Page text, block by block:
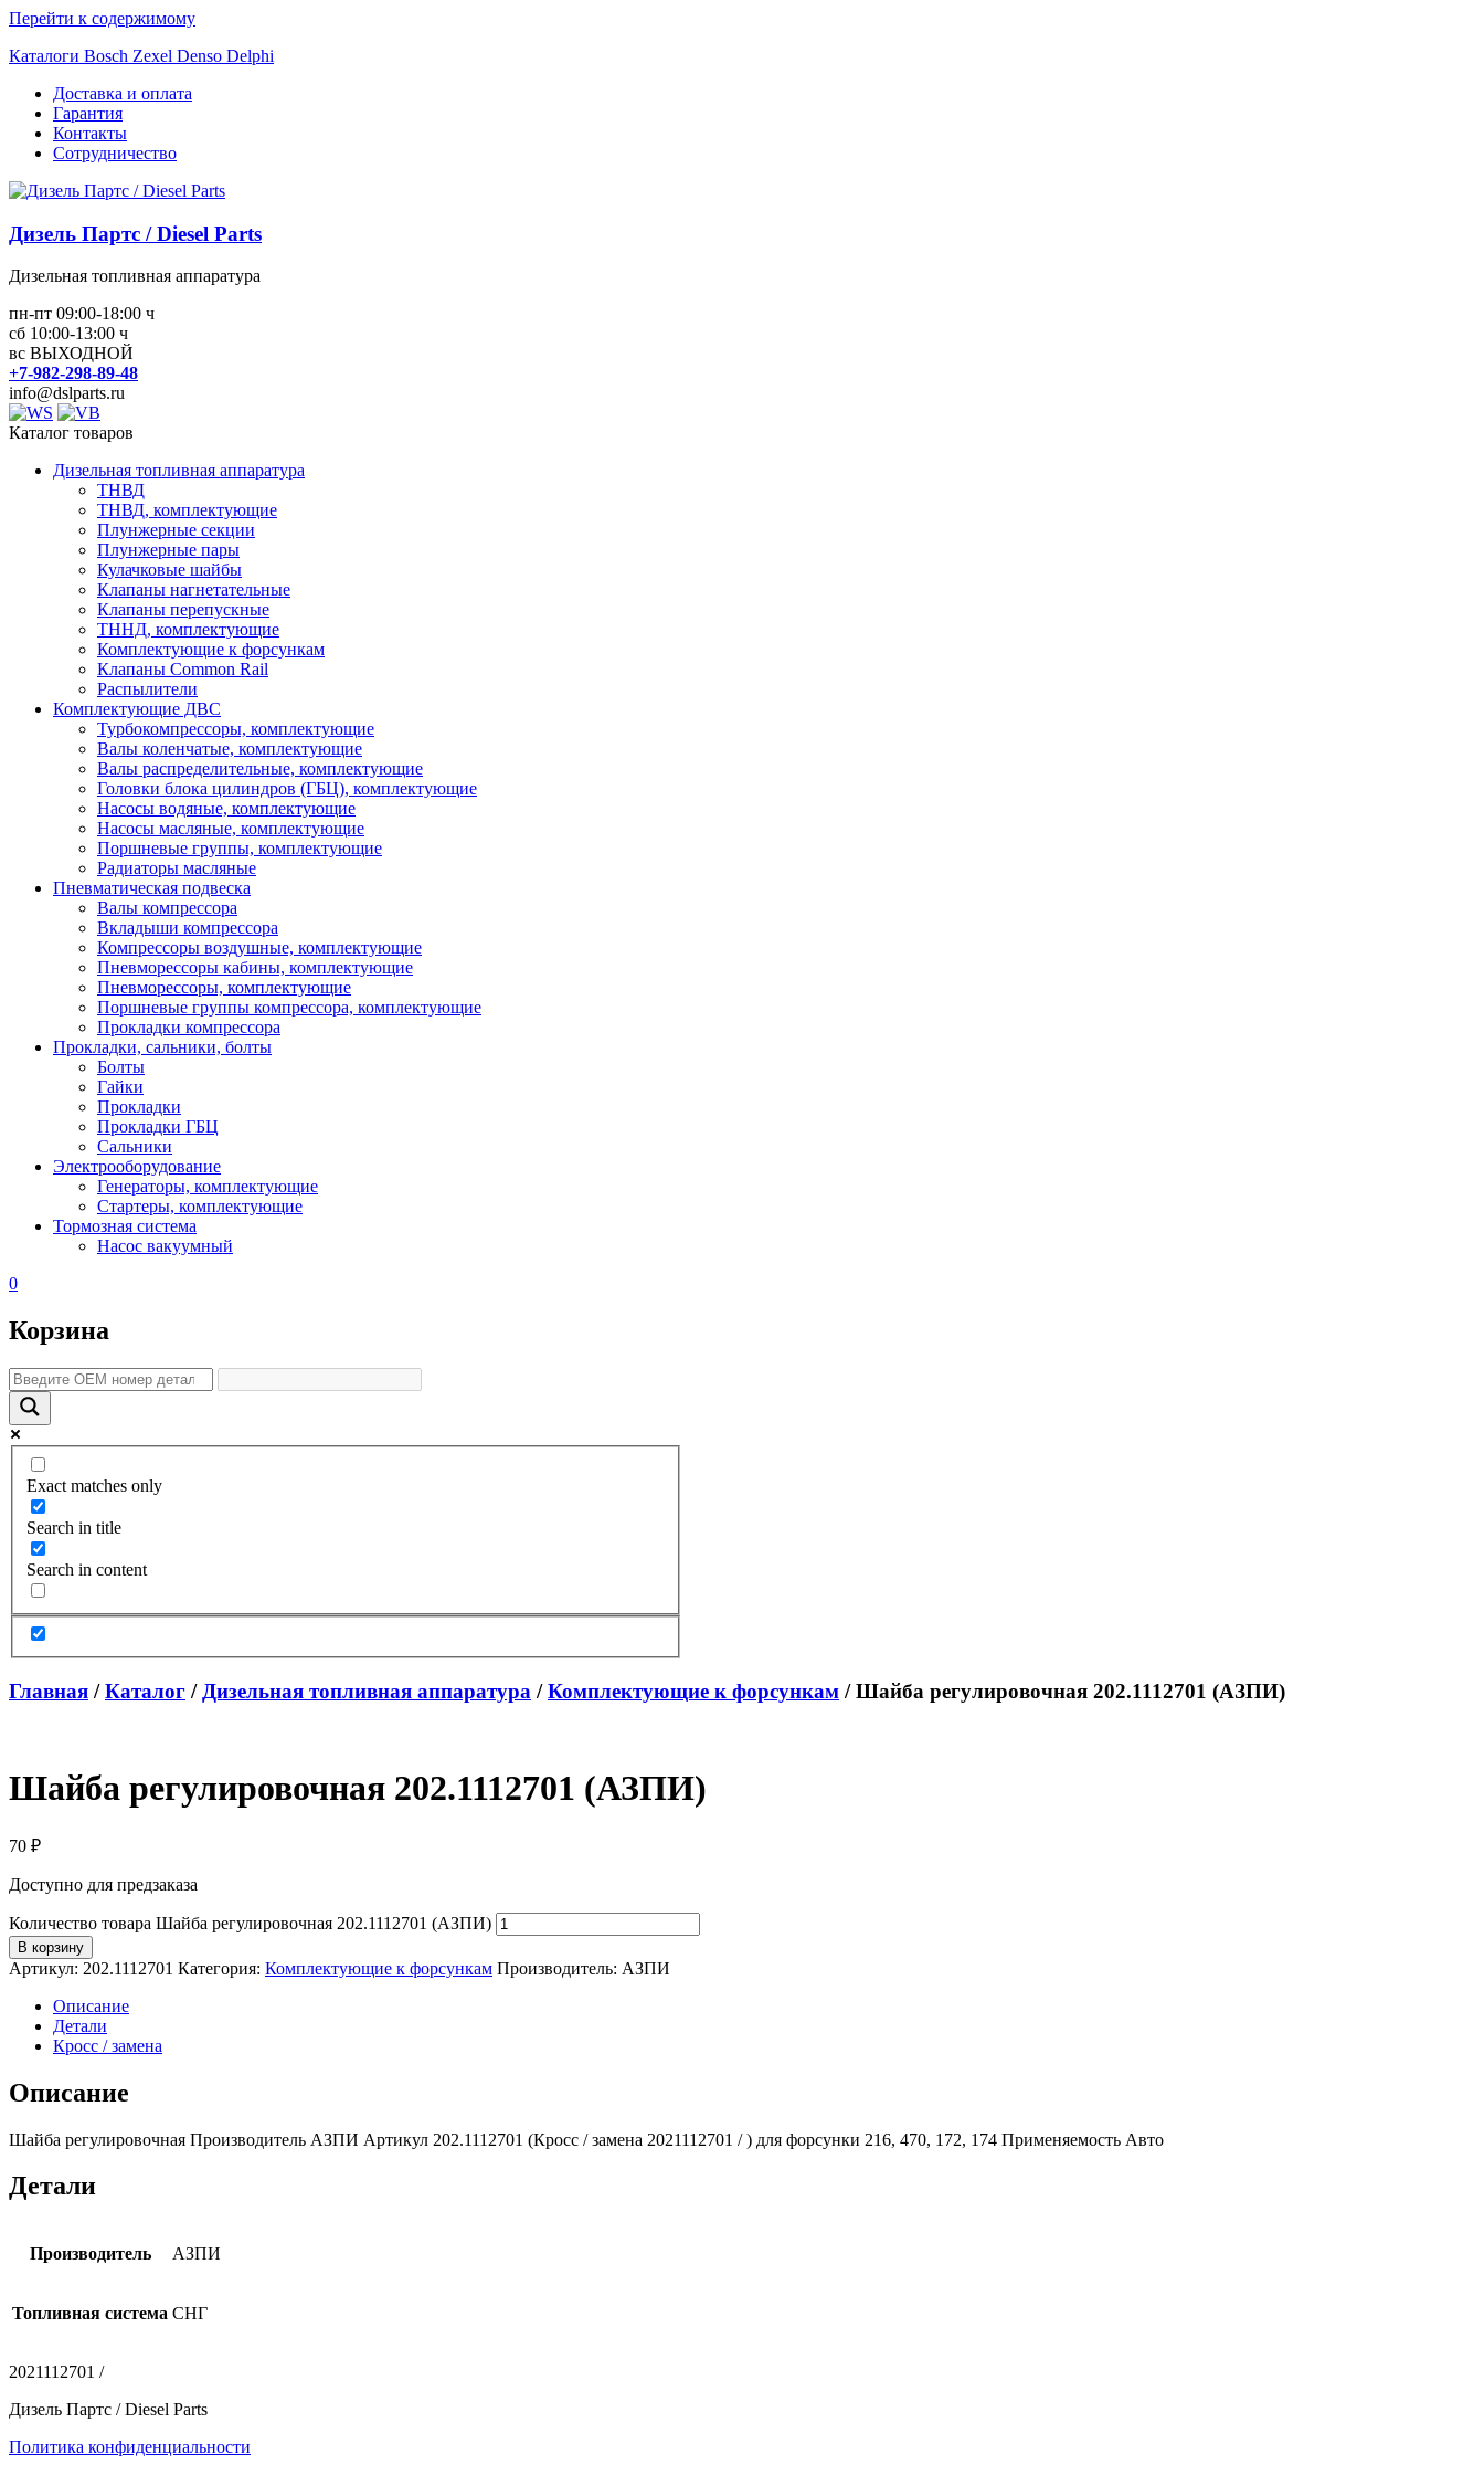
Перейти к содержимому
Каталоги Bosch Zexel Denso Delphi
Доставка и оплата
Гарантия
Контакты
Сотрудничество
Дизель Партс / Diesel Parts
Дизельная топливная аппаратура
пн-пт 09:00-18:00 ч
сб 10:00-13:00 ч
вс ВЫХОДНОЙ
+7-982-298-89-48
info@dslparts.ru
Каталог товаров
Дизельная топливная аппаратура
ТНВД
ТНВД, комплектующие
Плунжерные секции
Плунжерные пары
Кулачковые шайбы
Клапаны нагнетательные
Клапаны перепускные
ТННД, комплектующие
Комплектующие к форсункам
Клапаны Common Rail
Распылители
Комплектующие ДВС
Турбокомпрессоры, комплектующие
Валы коленчатые, комплектующие
Валы распределительные, комплектующие
Головки блока цилиндров (ГБЦ), комплектующие
Насосы водяные, комплектующие
Насосы масляные, комплектующие
Поршневые группы, комплектующие
Радиаторы масляные
Пневматическая подвеска
Валы компрессора
Вкладыши компрессора
Компрессоры воздушные, комплектующие
Пневморессоры кабины, комплектующие
Пневморессоры, комплектующие
Поршневые группы компрессора, комплектующие
Прокладки компрессора
Прокладки, сальники, болты
Болты
Гайки
Прокладки
Прокладки ГБЦ
Сальники
Электрооборудование
Генераторы, комплектующие
Стартеры, комплектующие
Тормозная система
Насос вакуумный
0
Корзина
Exact matches only
Search in title
Search in content
Главная /Каталог / Дизельная топливная аппаратура /Комплектующие к форсункам / Шайба регулировочная 202.1112701 (АЗПИ)
Шайба регулировочная 202.1112701 (АЗПИ)
70 ₽
Доступно для предзаказа
Количество товара Шайба регулировочная 202.1112701 (АЗПИ)
В корзину
Артикул: 202.1112701 Категория: Комплектующие к форсункам Производитель: АЗПИ
Описание
Детали
Кросс / замена
Описание
Шайба регулировочная Производитель АЗПИ Артикул 202.1112701 (Кросс / замена 2021112701 / ) для форсунки 216, 470, 172, 174 Применяемость Авто
Детали
Производитель АЗПИ
Топливная система СНГ
2021112701 /
Дизель Партс / Diesel Parts
Политика конфиденциальности